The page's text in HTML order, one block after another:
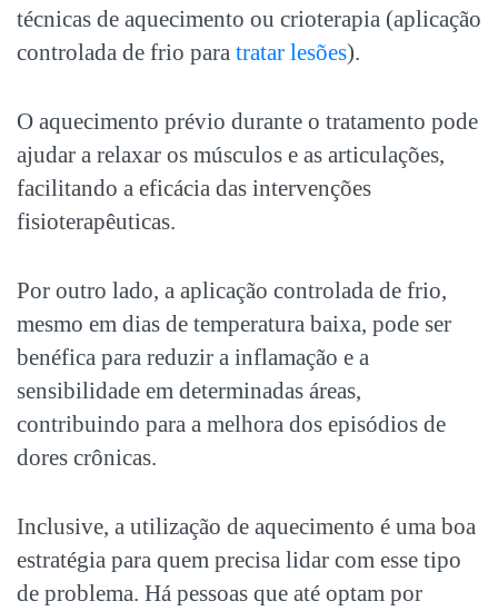
técnicas de aquecimento ou crioterapia (aplicação
controlada de frio para tratar lesões).
O aquecimento prévio durante o tratamento pode
ajudar a relaxar os músculos e as articulações,
facilitando a eficácia das intervenções
fisioterapêuticas.
Por outro lado, a aplicação controlada de frio,
mesmo em dias de temperatura baixa, pode ser
benéfica para reduzir a inflamação e a
sensibilidade em determinadas áreas,
contribuindo para a melhora dos episódios de
dores crônicas.
Inclusive, a utilização de aquecimento é uma boa
estratégia para quem precisa lidar com esse tipo
de problema. Há pessoas que até optam por